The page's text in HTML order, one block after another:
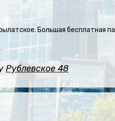
Большая бесплатная
Рублевское 48